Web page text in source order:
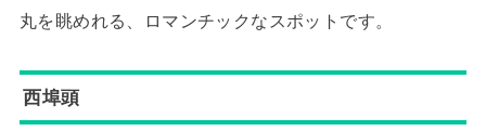
丸を眺めれる、ロマンチックなスポットです。
西埠頭